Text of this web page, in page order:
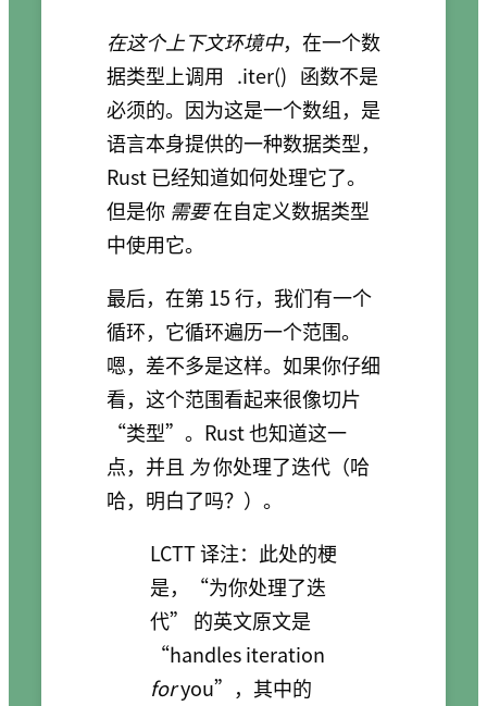
在这个上下文环境中，在一个数
据类型上调用 .iter() 函数不是
必须的。因为这是一个数组，是
语言本身提供的一种数据类型，
Rust 已经知道如何处理它了。
但是你 需要在自定义数据类型
中使用它。
最后，在第 15 行，我们有一个
循环，它循环遍历一个范围。
嗯，差不多是这样。如果你仔细
看，这个范围看起来很像切片
“类型”。Rust 也知道这一
点，并且 为你处理了迭代（哈
哈，明白了吗？）。
LCTT 译注：此处的梗
是，“为你处理了迭
代” 的英文原文是
“handles iteration
foryou”，其中的